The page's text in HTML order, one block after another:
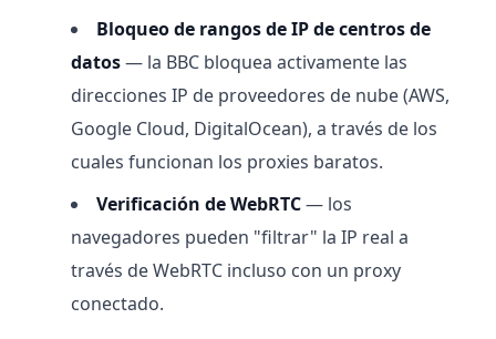
Bloqueo de rangos de IP de centros de
datos— la BBC bloquea activamente las
direcciones IP de proveedores de nube (AWS,
Google Cloud, DigitalOcean), a través de los
cuales funcionan los proxies baratos.
Verificación de WebRTC— los
navegadores pueden "filtrar" la IP real a
través de WebRTC incluso con un proxy
conectado.